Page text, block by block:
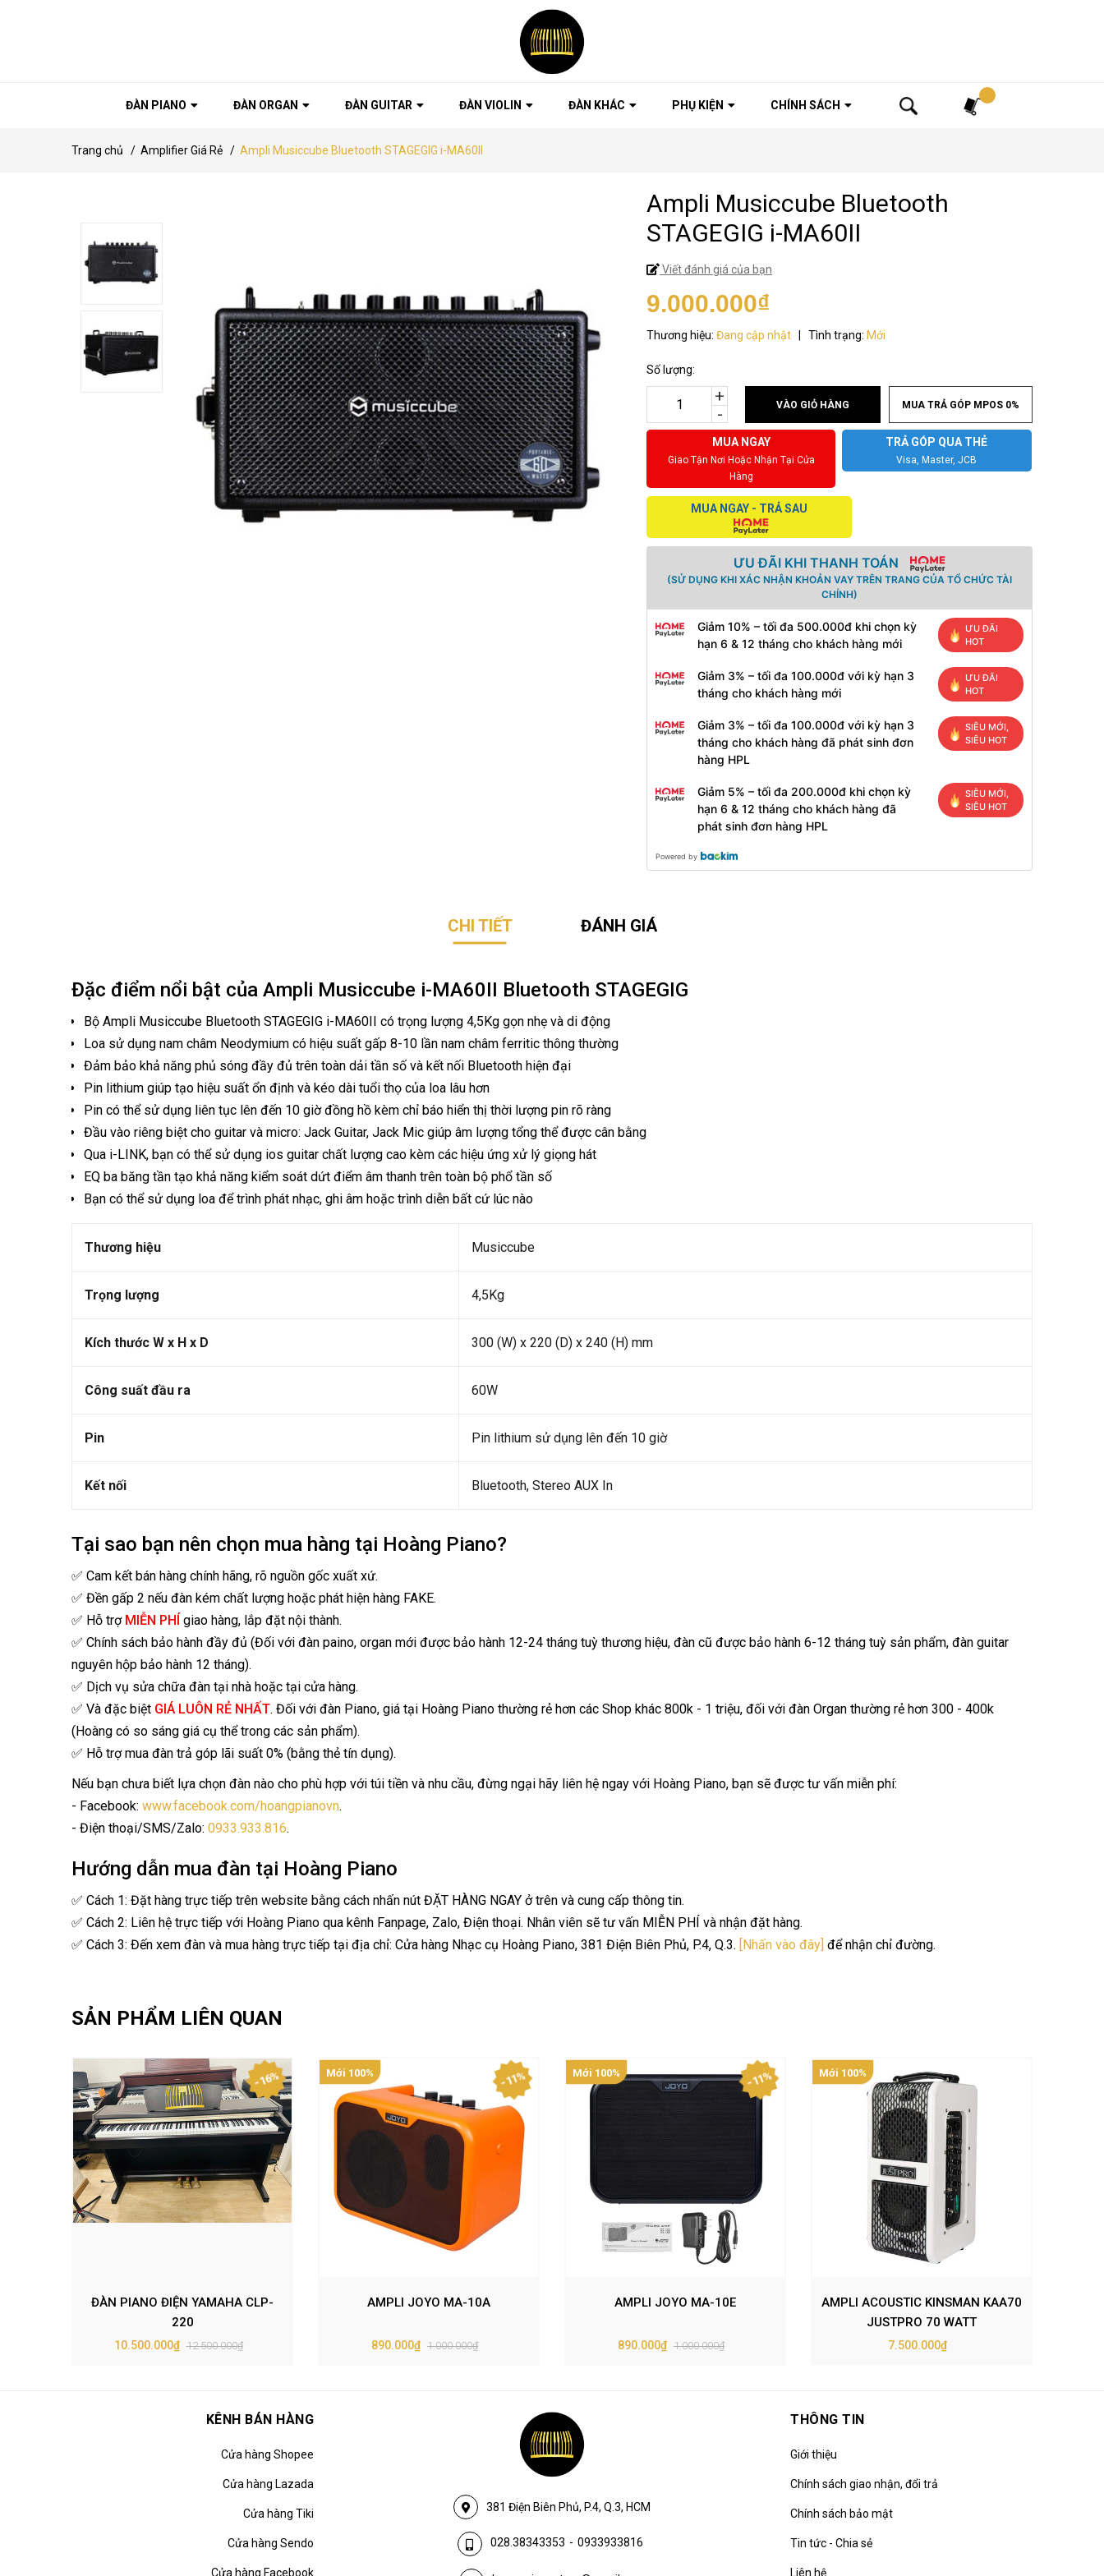
ĐÀN PIANO ĐÀN ORGAN ĐÀN GUITAR ĐÀN VIOLIN ĐÀN KHÁC PHỤ KIỆN CHÍNH SÁCH
Trang chủ / Amplifier Giá Rẻ / Ampli Musiccube Bluetooth STAGEGIG i-MA60II
Ampli Musiccube Bluetooth
STAGEGIG i-MA60II
Viết đánh giá của bạn
9.000.000₫
Thương hiệu: Đang cập nhật Tình trạng: Mới
Số lượng:
-
+ VÀO GIỎ HÀNG MUA TRẢ GÓP MPOS 0%
MUA NGAY
Giao Tận Nơi Hoặc Nhận Tại Cửa
Hàng
TRẢ GÓP QUA THẺ
Visa, Master, JCB
MUA NGAY - TRẢ SAU
ƯU ĐÃI KHI THANH TOÁN
(SỬ DỤNG KHI XÁC NHẬN KHOẢN VAY TRÊN TRANG CỦA TỔ CHỨC TÀI
CHÍNH)
Giảm 10% – tối đa 500.000đ khi chọn kỳ
hạn 6 & 12 tháng cho khách hàng mới
ƯU ĐÃI
HOT
Giảm 3% – tối đa 100.000đ với kỳ hạn 3
tháng cho khách hàng mới
ƯU ĐÃI
HOT
Giảm 3% – tối đa 100.000đ với kỳ hạn 3
tháng cho khách hàng đã phát sinh đơn
hàng HPL
SIÊU MỚI,
SIÊU HOT
Giảm 5% – tối đa 200.000đ khi chọn kỳ
hạn 6 & 12 tháng cho khách hàng đã
phát sinh đơn hàng HPL
SIÊU MỚI,
SIÊU HOT
Powered by
CHI TIẾT ĐÁNH GIÁ
Đặc điểm nổi bật của Ampli Musiccube i-MA60II Bluetooth STAGEGIG
Bộ Ampli Musiccube Bluetooth STAGEGIG i-MA60II có trọng lượng 4,5Kg gọn nhẹ và di động
Loa sử dụng nam châm Neodymium có hiệu suất gấp 8-10 lần nam châm ferritic thông thường
Đảm bảo khả năng phủ sóng đầy đủ trên toàn dải tần số và kết nối Bluetooth hiện đại
Pin lithium giúp tạo hiệu suất ổn định và kéo dài tuổi thọ của loa lâu hơn
Pin có thể sử dụng liên tục lên đến 10 giờ đồng hồ kèm chỉ báo hiển thị thời lượng pin rõ ràng
Đầu vào riêng biệt cho guitar và micro: Jack Guitar, Jack Mic giúp âm lượng tổng thể được cân bằng
Qua i-LINK, bạn có thể sử dụng ios guitar chất lượng cao kèm các hiệu ứng xử lý giọng hát
EQ ba băng tần tạo khả năng kiểm soát dứt điểm âm thanh trên toàn bộ phổ tần số
Bạn có thể sử dụng loa để trình phát nhạc, ghi âm hoặc trình diễn bất cứ lúc nào
Thương hiệu Musiccube
Trọng lượng 4,5Kg
Kích thước W x H x D 300 (W) x 220 (D) x 240 (H) mm
Công suất đầu ra 60W
Pin Pin lithium sử dụng lên đến 10 giờ
Kết nối Bluetooth, Stereo AUX In
Tại sao bạn nên chọn mua hàng tại Hoàng Piano?
✅ Cam kết bán hàng chính hãng, rõ nguồn gốc xuất xứ.
✅ Đền gấp 2 nếu đàn kém chất lượng hoặc phát hiện hàng FAKE.
✅ Hỗ trợ MIỄN PHÍ giao hàng, lắp đặt nội thành.
✅ Chính sách bảo hành đầy đủ (Đối với đàn paino, organ mới được bảo hành 12-24 tháng tuỳ thương hiệu, đàn cũ được bảo hành 6-12 tháng tuỳ sản phẩm, đàn guitar
nguyên hộp bảo hành 12 tháng).
✅ Dịch vụ sửa chữa đàn tại nhà hoặc tại cửa hàng.
✅ Và đặc biệt GIÁ LUÔN RẺ NHẤT. Đối với đàn Piano, giá tại Hoàng Piano thường rẻ hơn các Shop khác 800k - 1 triệu, đối với đàn Organ thường rẻ hơn 300 - 400k
(Hoàng có so sáng giá cụ thể trong các sản phẩm).
✅ Hỗ trợ mua đàn trả góp lãi suất 0% (bằng thẻ tín dụng).
Nếu bạn chưa biết lựa chọn đàn nào cho phù hợp với túi tiền và nhu cầu, đừng ngại hãy liên hệ ngay với Hoàng Piano, bạn sẽ được tư vấn miễn phí:
- Facebook: www.facebook.com/hoangpianovn.
- Điện thoại/SMS/Zalo: 0933.933.816.
Hướng dẫn mua đàn tại Hoàng Piano
✅ Cách 1: Đặt hàng trực tiếp trên website bằng cách nhấn nút ĐẶT HÀNG NGAY ở trên và cung cấp thông tin.
✅ Cách 2: Liên hệ trực tiếp với Hoàng Piano qua kênh Fanpage, Zalo, Điện thoại. Nhân viên sẽ tư vấn MIỄN PHÍ và nhận đặt hàng.
✅ Cách 3: Đến xem đàn và mua hàng trực tiếp tại địa chỉ: Cửa hàng Nhạc cụ Hoàng Piano, 381 Điện Biên Phủ, P.4, Q.3. [Nhấn vào đây] để nhận chỉ đường.
SẢN PHẨM LIÊN QUAN
- 16%
ĐÀN PIANO ĐIỆN YAMAHA CLP-
220
10.500.000₫ 12.500.000₫
- 11%
Mới 100%
AMPLI JOYO MA-10A
890.000₫ 1.000.000₫
- 11%
Mới 100%
AMPLI JOYO MA-10E
890.000₫ 1.000.000₫
Mới 100%
AMPLI ACOUSTIC KINSMAN KAA70
JUSTPRO 70 WATT
7.500.000₫
KÊNH BÁN HÀNG
Cửa hàng Shopee
Cửa hàng Lazada
Cửa hàng Tiki
Cửa hàng Sendo
Cửa hàng Facebook
381 Điện Biên Phủ, P.4, Q.3, HCM
028.38343353 - 0933933816
THÔNG TIN
Giới thiệu
Chính sách giao nhận, đổi trả
Chính sách bảo mật
Tin tức - Chia sẻ
Liên hệ